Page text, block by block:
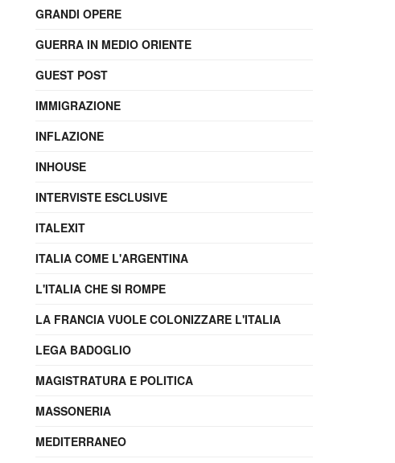
GRANDI OPERE
GUERRA IN MEDIO ORIENTE
GUEST POST
IMMIGRAZIONE
INFLAZIONE
INHOUSE
INTERVISTE ESCLUSIVE
ITALEXIT
ITALIA COME L'ARGENTINA
L'ITALIA CHE SI ROMPE
LA FRANCIA VUOLE COLONIZZARE L'ITALIA
LEGA BADOGLIO
MAGISTRATURA E POLITICA
MASSONERIA
MEDITERRANEO